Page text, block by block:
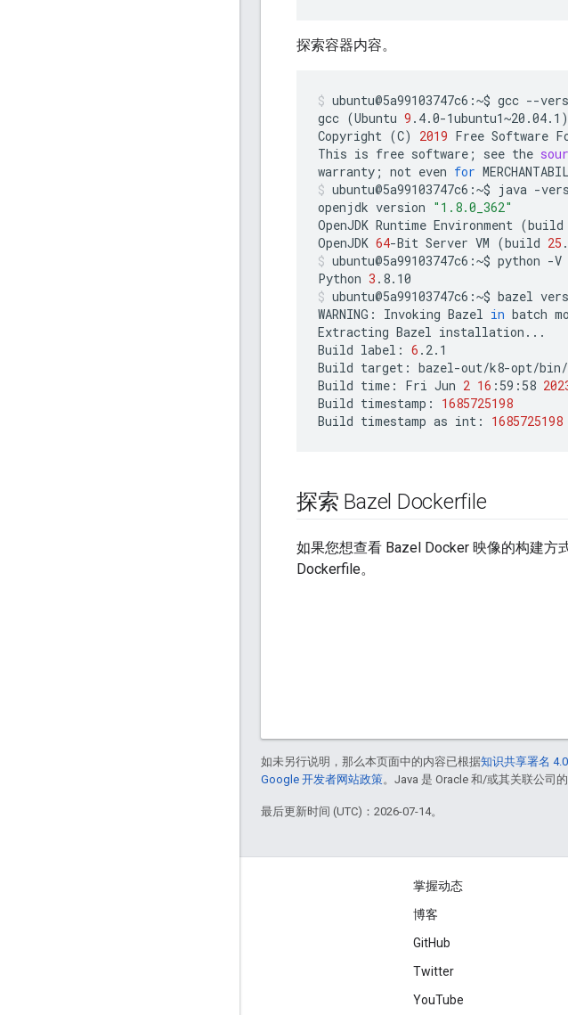
探索容器内容。
ubuntu@5a99103747c6:~$ gcc --
gcc (Ubuntu 9 .4.0-1ubuntu1~20.04.1 )
Copyright (C) 2019 Free Software
This is free software ; see the
warranty ; not even for
ubuntu@5a99103747c6:~$ java -
openjdk version "1.8.0_362"
OpenJDK Runtime Environment (build
OpenJDK 64-Bit Server VM (build 25
ubuntu@5a99103747c6:~$ python -V
Python 3 .8.10
ubuntu@5a99103747c6:~$ bazel
WARNING:
Invoking Bazel in batch
Extracting Bazel installation...
Build label: 6 .2.1
Build target: bazel-out/k8-opt/
Build time: Fri Jun 2 16 :59:58
Build timestamp:
1685725198
Build timestamp as int: 1685725198
探索 Bazel Dockerfile
如果您想查看 Bazel Docker 映像的构建方
Dockerfile。
如未另行说明，那么本页面中的内容已根据知识共享署名
Google 开发者网站政策。Java 是 Oracle 和/或其关联公司的
最后更新时间 (UTC)：2026-07-14。
掌握动态
博客
GitHub
Twitter
YouTube